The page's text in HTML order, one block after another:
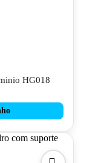
HG018